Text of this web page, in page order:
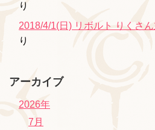
り
2018/4/1(日) リボルト りくさ
り
アーカイブ
2026年
7月